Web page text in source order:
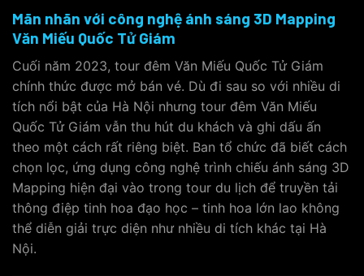
Mãn nhãn với công nghệ ánh sáng 3D Mapping
Văn Miếu Quốc Tử Giám
Cuối năm 2023, tour đêm Văn Miếu Quốc Tử Giám
chính thức được mở bán vé. Dù đi sau so với nhiều di
tích nổi bật của Hà Nội nhưng tour đêm Văn Miếu
Quốc Tử Giám vẫn thu hút du khách và ghi dấu ấn
theo một cách rất riêng biệt. Ban tổ chức đã biết cách
chọn lọc, ứng dụng công nghệ trình chiếu ánh sáng 3D
Mapping hiện đại vào trong tour du lịch để truyền tải
thông điệp tinh hoa đạo học – tinh hoa lớn lao không
thể diễn giải trực diện như nhiều di tích khác tại Hà
Nội.